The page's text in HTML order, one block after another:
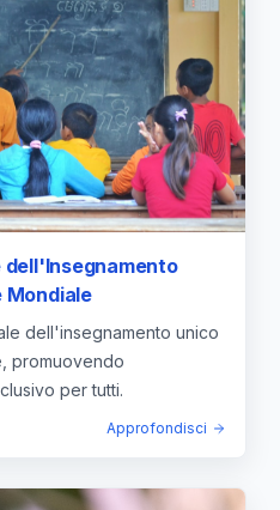
dell'Insegnamento
Mondiale
dell'insegnamento unico
promuovendo
per tutti.
Approfondisci